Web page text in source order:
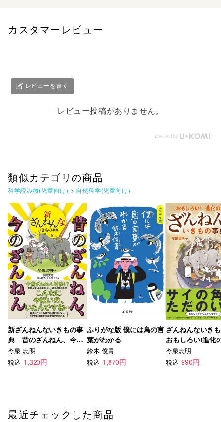
カスタマーレビュー
レビューを書く
レビュー投稿がありません。
類似カテゴリの商品
科学読み物(児童向け) > 自然科学(児童向け)
新ざんねんないきもの事
典 昔のざんねん、今の
ざんねん
今泉 忠明
税込 1,320円
ふりがな版 僕には鳥の言
葉がわかる
鈴木 俊貴
税込 1,870円
ざんねんないき
おもしろい!進化
今泉忠明
税込 990円
最近チェックした商品